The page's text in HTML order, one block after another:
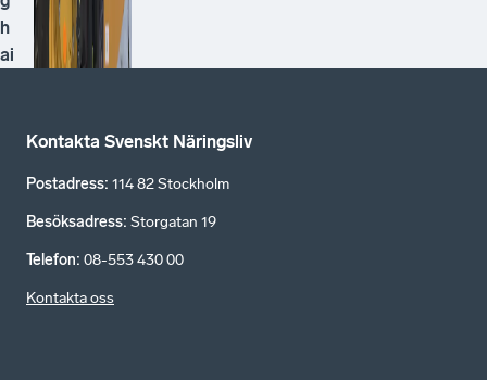
h
ai
Kontakta Svenskt Näringsliv
Postadress: 114 82 Stockholm
Besöksadress: Storgatan 19
Telefon: 08-553 430 00
Kontakta oss